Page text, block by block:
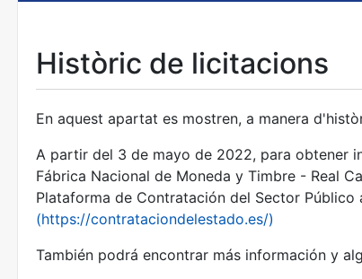
Mostra/Amaga
Mostra/Amaga
Mostra/Amaga
Històric de licitacions
En aquest apartat es mostren, a manera
A partir del 3 de mayo de 2022, para obtener
Fábrica Nacional de Moneda y Timbre - Real
Plataforma de Contratación del Sector Público
(https://contrataciondelestado.es/)
También podrá encontrar más información y